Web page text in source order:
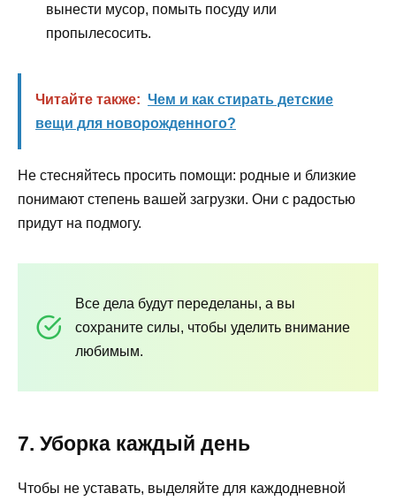
вынести мусор, помыть посуду или
пропылесосить.
Читайте также: Чем и как стирать детские
вещи для новорожденного?
Не стесняйтесь просить помощи: родные и близкие
понимают степень вашей загрузки. Они с радостью
придут на подмогу.
Все дела будут переделаны, а вы
сохраните силы, чтобы уделить внимание
любимым.
7. Уборка каждый день
Чтобы не уставать, выделяйте для каждодневной